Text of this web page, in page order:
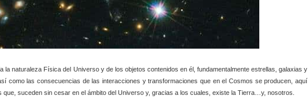
la naturaleza Física del Universo y de los objetos contenidos en él, fundamentalmente estrellas, galaxias y
como las consecuencias de las interacciones y transformaciones que en el Cosmos se producen, aquí
suceden sin cesar en el ámbito del Universo y, gracias a los cuales, existe la Tierra…y, nosotros.